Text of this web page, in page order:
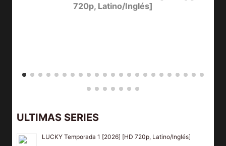
720p, Latino/Inglés]
ULTIMAS SERIES
LUCKY Temporada 1 [2026] [HD 720p, Latino/Inglés]